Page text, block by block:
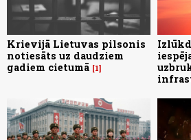
Krievijā Lietuvas pilsonis
notiesāts uz daudziem
gadiem cietumā 1